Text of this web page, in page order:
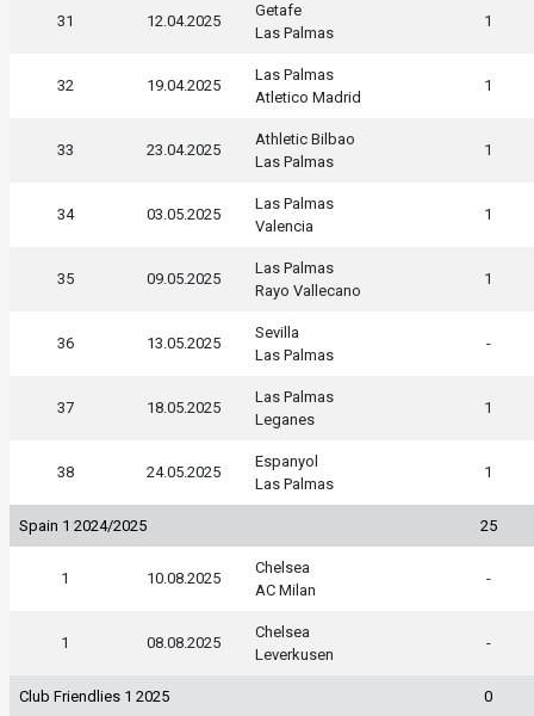
31 12.04.2025
Getafe
Las Palmas
1
32 19.04.2025
Las Palmas
Atletico Madrid
1
33 23.04.2025
Athletic Bilbao
Las Palmas
1
34 03.05.2025
Las Palmas
Valencia
1
35 09.05.2025
Las Palmas
Rayo Vallecano
1
36 13.05.2025
Sevilla
Las Palmas
-
37 18.05.2025
Las Palmas
Leganes
1
38 24.05.2025
Espanyol
Las Palmas
1
Spain 1 2024/2025 25
1 10.08.2025
Chelsea
AC Milan
-
1 08.08.2025
Chelsea
Leverkusen
-
Club Friendlies 1 2025 0